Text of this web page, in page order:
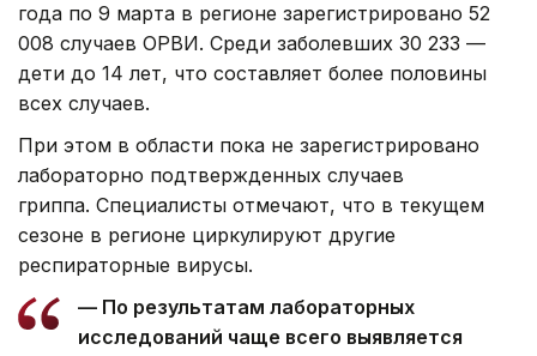
года по 9 марта в регионе зарегистрировано 52
008 случаев ОРВИ. Среди заболевших 30 233 —
дети до 14 лет, что составляет более половины
всех случаев.
При этом в области пока не зарегистрировано
лабораторно подтвержденных случаев
гриппа. Специалисты отмечают, что в текущем
сезоне в регионе циркулируют другие
респираторные вирусы.
— По результатам лабораторных
исследований чаще всего выявляется